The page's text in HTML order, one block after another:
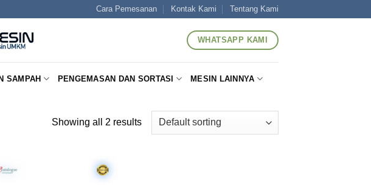
Cara Pemesanan Kontak Kami Tentang Kami
WHATSAPP KAMI
SAMPAH PENGEMASAN DAN SORTASI MESIN LAINNYA
Showing all 2 results